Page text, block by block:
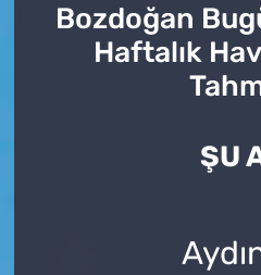
Bozdoğan
Haftalık
ŞU